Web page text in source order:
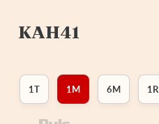
KAH41
1T 1M 6M 1R